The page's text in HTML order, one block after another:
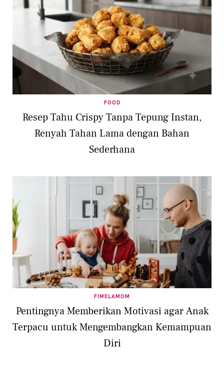
FOOD
Resep Tahu Crispy Tanpa Tepung Instan,
Renyah Tahan Lama dengan Bahan
Sederhana
FIMELAMOM
Pentingnya Memberikan Motivasi agar Anak
Terpacu untuk Mengembangkan Kemampuan
Diri